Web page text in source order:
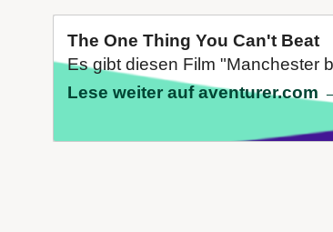
The One Thing You Can't Beat
Es gibt diesen Film "Manchester
Lese weiter auf aventurer.com